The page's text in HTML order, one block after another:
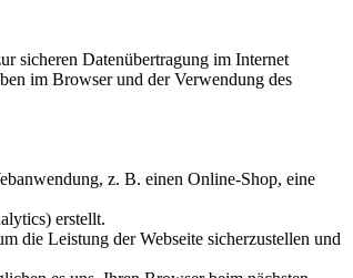
sicheren Datenübertragung im Internet
im Browser und der Verwendung des
z. B. einen Online-Shop, eine
erstellt.
die Leistung der Webseite sicherzustellen und